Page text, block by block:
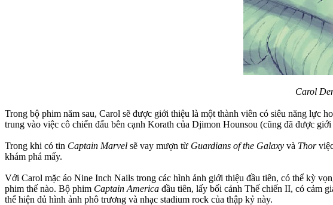
Carol
Trong bộ phim năm sau, Carol sẽ được giới thiệu là một thành viên có siêu năng lực
trung vào việc cô chiến đấu bên cạnh Korath của Djimon Hounsou (cũng đã được
Trong khi có tin Captain Marvel sẽ vay mượn từ Guardians of the Galaxy và Thor
khám phá mấy.
Với Carol mặc áo Nine Inch Nails trong các hình ảnh giới thiệu đầu tiên, có thể kỳ
phim thế nào. Bộ phim Captain America đầu tiên, lấy bối cảnh Thế chiến II, có cảm
thể hiện đủ hình ảnh phô trương và nhạc stadium rock của thập kỷ này.